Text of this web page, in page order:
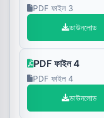
PDF ফাইল 3
ডাউনলোড
PDF ফাইল 4
PDF ফাইল 4
ডাউনলোড